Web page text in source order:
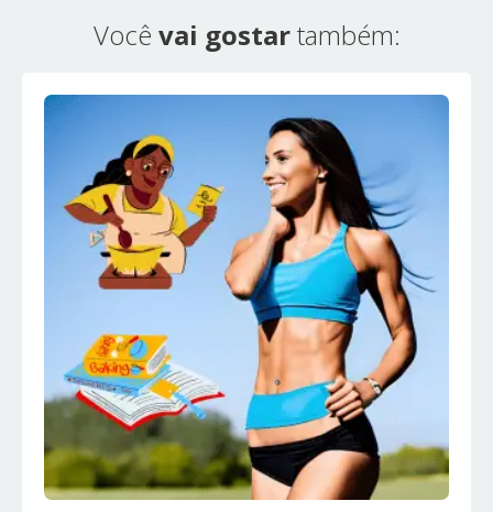
Você vai gostartambém: